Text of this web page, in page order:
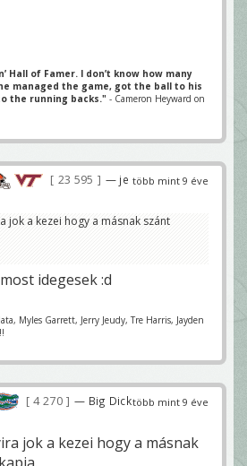
Hall of Famer. I don’t know how many
managed the game, got the ball to his
the running backs." - Cameron Heyward on
több mint 9 éve
23 595
— je
jok a kezei hogy a másnak szánt
idegesek :d
Myles Garrett, Jerry Jeudy, Tre Harris, Jayden
több mint 9 éve
4 270
— Big Dick
jok a kezei hogy a másnak